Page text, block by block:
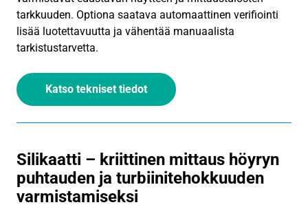
tarkkuuden. Optiona saatava automaattinen verifiointi
lisää luotettavuutta ja vähentää manuaalista
tarkistustarvetta.
Katso tekniset tiedot
Silikaatti – kriittinen mittaus höyryn
puhtauden ja turbiinitehokkuuden
varmistamiseksi